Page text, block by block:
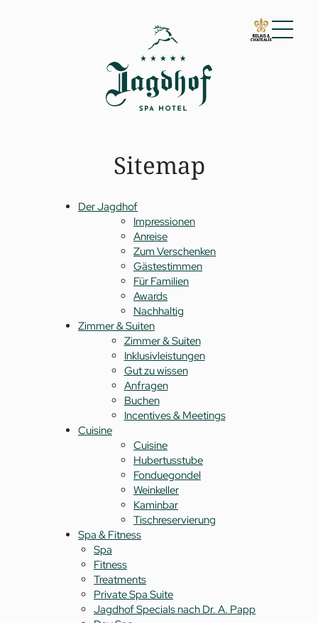
01 Der Jagdhof
02 Zimmer & Suiten
05 Angebote
06 Aktivitäten
07 Events
Sitemap
Der Jagdhof
Impressionen
Anreise
Zum Verschenken
Gästestimmen
Für Familien
Awards
Nachhaltig
Zimmer & Suiten
Zimmer & Suiten
Inklusivleistungen
Gut zu wissen
Anfragen
Buchen
Incentives & Meetings
Cuisine
Cuisine
Hubertusstube
Fonduegondel
Weinkeller
Kaminbar
Tischreservierung
Spa & Fitness
Spa
Fitness
Treatments
Private Spa Suite
Jagdhof Specials nach Dr. A. Papp